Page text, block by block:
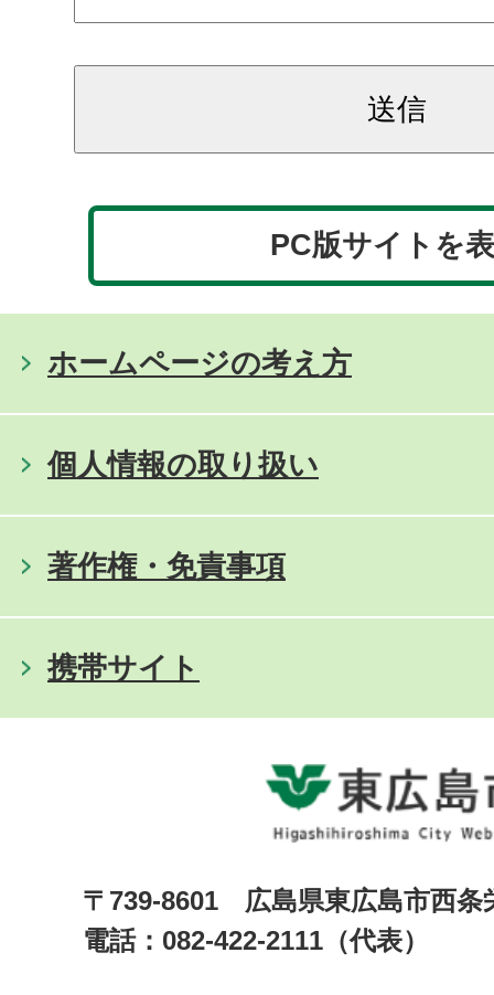
PC版サイトを
ホームページの考え方
個人情報の取り扱い
著作権・免責事項
携帯サイト
〒739-8601 広島県東広島市西
電話：082-422-2111（代表）